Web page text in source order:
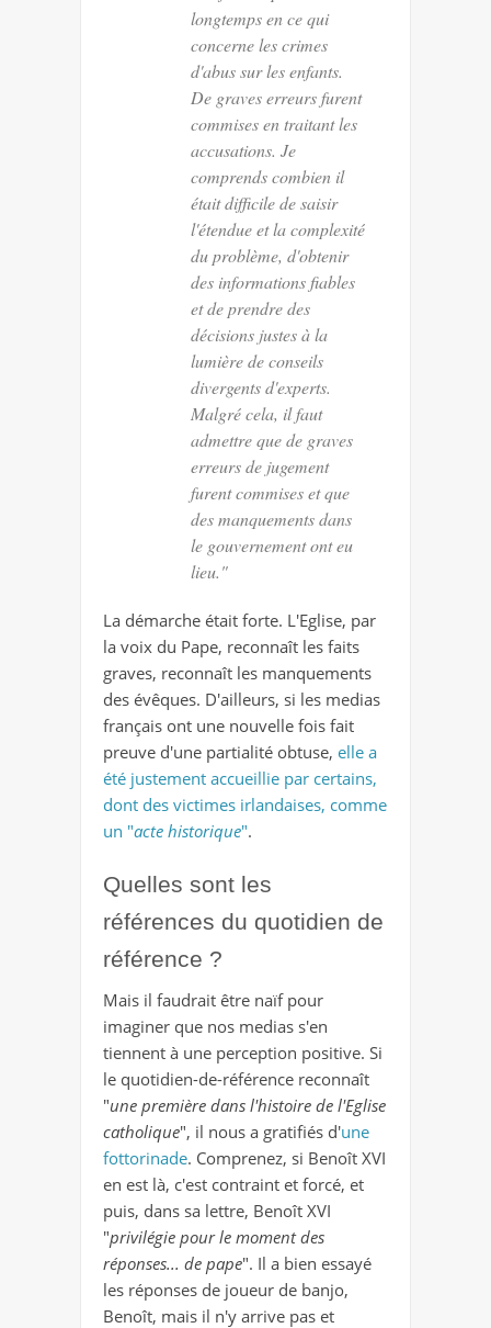
longtemps en ce qui
concerne les crimes
d'abus sur les enfants.
De graves erreurs furent
commises en traitant les
accusations. Je
comprends combien il
était difficile de saisir
l'étendue et la complexité
du problème, d'obtenir
des informations fiables
et de prendre des
décisions justes à la
lumière de conseils
divergents d'experts.
Malgré cela, il faut
admettre que de graves
erreurs de jugement
furent commises et que
des manquements dans
le gouvernement ont eu
lieu."
La démarche était forte. L'Eglise, par
la voix du Pape, reconnaît les faits
graves, reconnaît les manquements
des évêques. D'ailleurs, si les medias
français ont une nouvelle fois fait
preuve d'une partialité obtuse, elle a
été justement accueillie par certains,
dont des victimes irlandaises, comme
un "acte historique".
Quelles sont les
références du quotidien de
référence ?
Mais il faudrait être naïf pour
imaginer que nos medias s'en
tiennent à une perception positive. Si
le quotidien-de-référence reconnaît
"une première dans l'histoire de l'Eglise
catholique", il nous a gratifiés d'une
fottorinade. Comprenez, si Benoît XVI
en est là, c'est contraint et forcé, et
puis, dans sa lettre, Benoît XVI
"privilégie pour le moment des
réponses... de pape". Il a bien essayé
les réponses de joueur de banjo,
Benoît, mais il n'y arrive pas et